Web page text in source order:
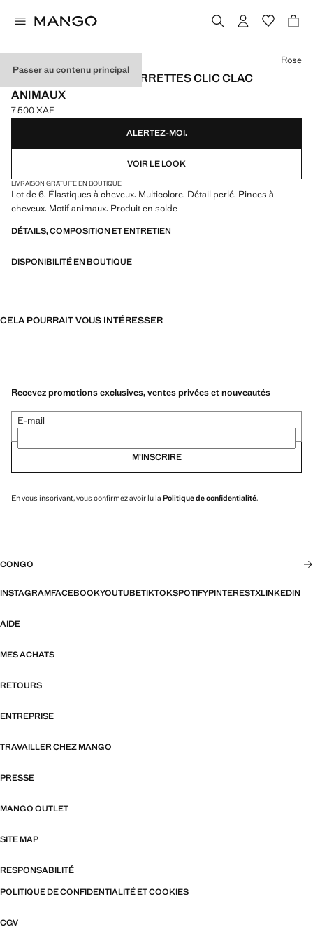
Passer au contenu principal
LOT ÉLASTIQUES ET BARRETTES CLIC CLAC
ANIMAUX
Prix actuel [7 500 XAF ]
7 500 XAF
Choisissez une couleur
Rose
ALERTEZ-MOI.
VOIR LE LOOK
LIVRAISON GRATUITE EN BOUTIQUE
Lot de 6. Élastiques à cheveux. Multicolore. Détail perlé. Pinces à
cheveux. Motif animaux. Produit en solde
DÉTAILS, COMPOSITION ET ENTRETIEN
DISPONIBILITÉ EN BOUTIQUE
CELA POURRAIT VOUS INTÉRESSER
Recevez promotions exclusives, ventes privées et nouveautés
E-mail
M’INSCRIRE
En vous inscrivant, vous confirmez avoir lu la Politique de confidentialité.
CONGO
INSTAGRAMFACEBOOKYOUTUBETIKTOKSPOTIFYPINTERESTXLINKEDIN
AIDE
MES ACHATS
RETOURS
ENTREPRISE
TRAVAILLER CHEZ MANGO
PRESSE
MANGO OUTLET
SITE MAP
RESPONSABILITÉ
POLITIQUE DE CONFIDENTIALITÉ ET COOKIES
CGV